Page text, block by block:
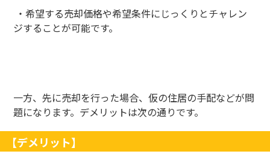
・希望する売却価格や希望条件にじっくりとチャレン
ジすることが可能です。
一方、先に売却を行った場合、仮の住居の手配などが問
題になります。デメリットは次の通りです。
【デメリット】